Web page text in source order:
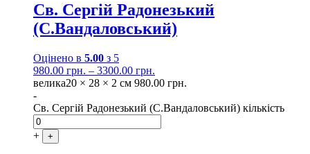
Св. Сергій Радонезький
(С.Вандаловський)
Оцінено в 5.00 з 5
980.00 грн. – 3300.00 грн.
велика20 × 28 × 2 см 980.00 грн.
-
Св. Сергій Радонезький (С.Вандаловський) кількість
+ +